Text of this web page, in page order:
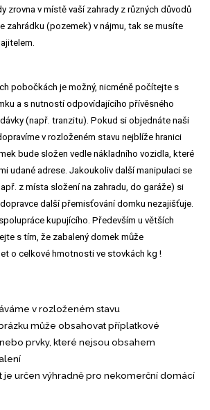
zrovna v místě vaší zahrady z různých důvodů
zahrádku (pozemek) v nájmu, tak se musíte
pobočkách je možný, nicméně počítejte s
a s nutností odpovídajícího přívěsného
(např. tranzitu). Pokud si objednáte naši
v rozloženém stavu nejblíže hranici
bude složen vedle nákladního vozidla, které
udané adrese. Jakoukoliv další manipulaci se
z místa složení na zahradu, do garáže) si
další přemisťování domku nezajišťuje.
kupujícího. Především u větších
s tím, že zabalený domek může
o celkové hmotnosti ve stovkách kg !
v rozloženém stavu
může obsahovat příplatkové
prvky, které nejsou obsahem
je určen výhradně pro nekomerční domácí